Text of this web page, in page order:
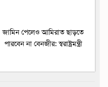
জামিন পেলেও আমিরাত ছাড়তে
পারবেন না বেনজীর: স্বরাষ্ট্রমন্ত্রী